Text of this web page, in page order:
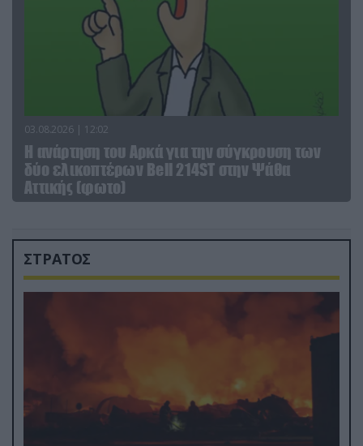
03.08.2026 | 12:02
Η ανάρτηση του Αρκά για την σύγκρουση των
δύο ελικοπτέρων Bell 214ST στην Ψάθα
Αττικής (φωτο)
ΣΤΡΑΤΟΣ